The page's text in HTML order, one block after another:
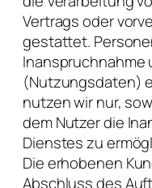
Vertrags oder
gestattet.
(Nutzungsdaten)
nutzen wir nur,
dem Nutzer die
Dienstes zu
Die erhobenen
Abschluss des